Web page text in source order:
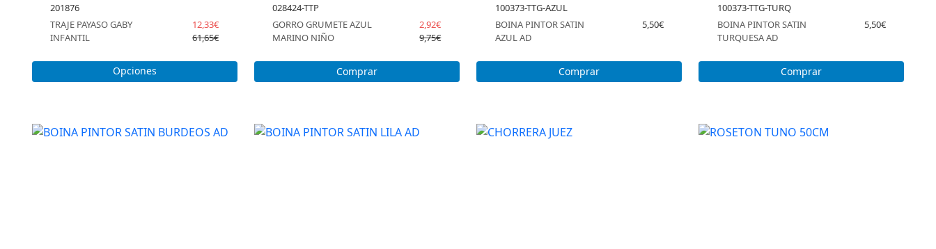
201876
TRAJE PAYASO GABY
INFANTIL
12,33€
61,65€
Opciones
028424-TTP
GORRO GRUMETE AZUL
MARINO NIÑO
2,92€
9,75€
Comprar
100373-TTG-AZUL
BOINA PINTOR SATIN
AZUL AD
5,50€
Comprar
100373-TTG-TURQ
BOINA PINTOR SATIN
TURQUESA AD
5,50€
Comprar